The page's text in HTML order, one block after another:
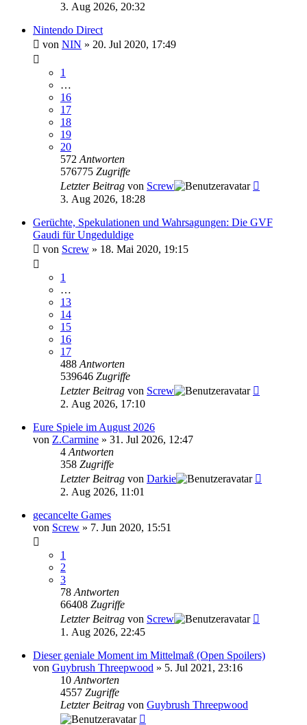
3. Aug 2026, 20:32
Nintendo Direct
von NIN » 20. Jul 2020, 17:49
1
…
16
17
18
19
20
572 Antworten
576775 Zugriffe
Letzter Beitrag von Screw
3. Aug 2026, 18:28
Gerüchte, Spekulationen und Wahrsagungen: Die GVF
Gaudi für Ungeduldige
von Screw » 18. Mai 2020, 19:15
1
…
13
14
15
16
17
488 Antworten
539646 Zugriffe
Letzter Beitrag von Screw
2. Aug 2026, 17:10
Eure Spiele im August 2026
von Z.Carmine » 31. Jul 2026, 12:47
4 Antworten
358 Zugriffe
Letzter Beitrag von Darkie
2. Aug 2026, 11:01
gecancelte Games
von Screw » 7. Jun 2020, 15:51
1
2
3
78 Antworten
66408 Zugriffe
Letzter Beitrag von Screw
1. Aug 2026, 22:45
Dieser geniale Moment im Mittelmaß (Open Spoilers)
von Guybrush Threepwood » 5. Jul 2021, 23:16
10 Antworten
4557 Zugriffe
Letzter Beitrag von Guybrush Threepwood